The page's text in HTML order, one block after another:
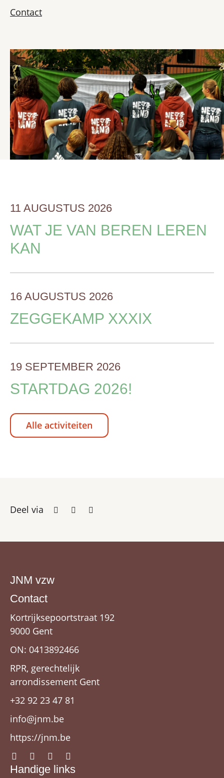
Contact
11 AUGUSTUS 2026
WAT JE VAN BEREN LEREN
KAN
16 AUGUSTUS 2026
ZEGGEKAMP XXXIX
19 SEPTEMBER 2026
STARTDAG 2026!
Alle activiteiten
Deel via
JNM vzw
Contact
Kortrijksepoortstraat 192
9000 Gent
ON: 0413892466
RPR, gerechtelijk
arrondissement Gent
+32 92 23 47 81
info@jnm.be
https://jnm.be
Handige links